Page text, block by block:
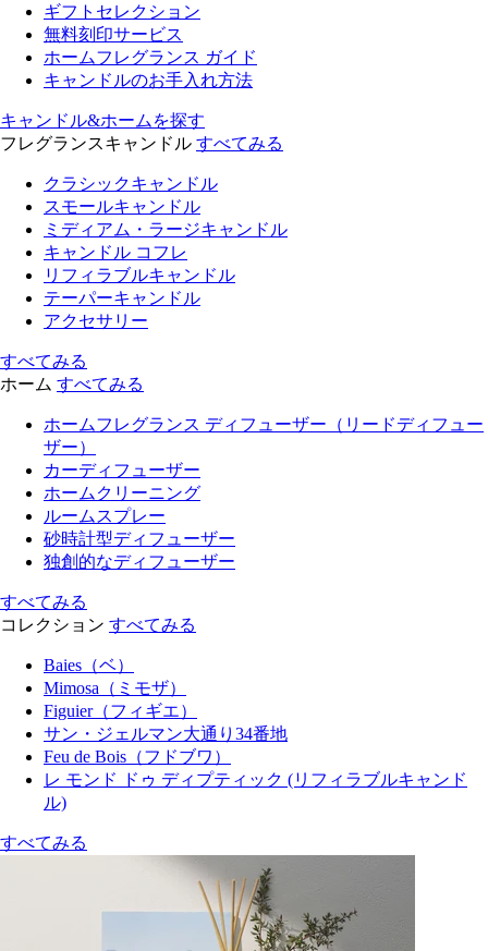
ギフトセレクション
無料刻印サービス
ホームフレグランス ガイド
キャンドルのお手入れ方法
キャンドル&ホームを探す
フレグランスキャンドル すべてみる
クラシックキャンドル
スモールキャンドル
ミディアム・ラージキャンドル
キャンドル コフレ
リフィラブルキャンドル
テーパーキャンドル
アクセサリー
すべてみる
ホーム すべてみる
ホームフレグランス ディフューザー（リードディフュー
ザー）
カーディフューザー
ホームクリーニング
ルームスプレー
砂時計型ディフューザー
独創的なディフューザー
すべてみる
コレクション すべてみる
Baies（ベ）
Mimosa（ミモザ）
Figuier（フィギエ）
サン・ジェルマン大通り34番地
Feu de Bois（フドブワ）
レ モンド ドゥ ディプティック (リフィラブルキャンド
ル)
すべてみる